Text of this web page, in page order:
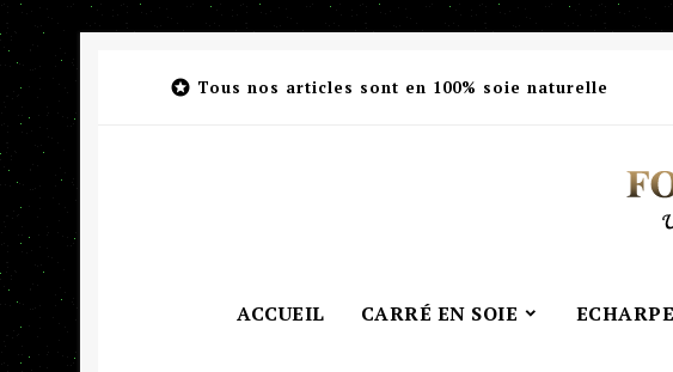
 Tous nos articles sont en 100% soie naturelle
ACCUEIL CARRÉ EN SOIE